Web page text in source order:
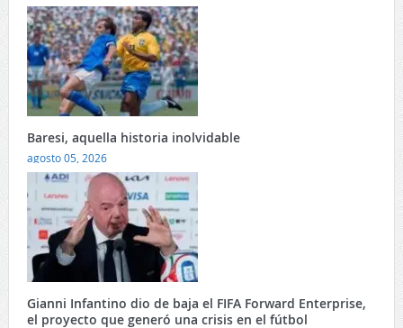
Baresi, aquella historia inolvidable
agosto 05, 2026
Gianni Infantino dio de baja el FIFA Forward Enterprise,
el proyecto que generó una crisis en el fútbol